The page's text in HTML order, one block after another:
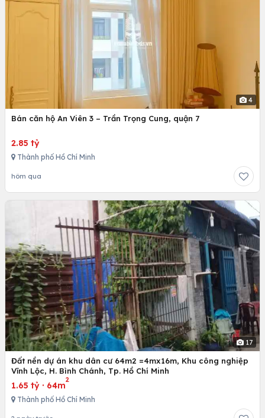
4
Bán căn hộ An Viên 3 – Trần Trọng Cung, quận 7
2.85 tỷ
Thành phố Hồ Chí Minh
hôm qua
17
Đất nền dự án khu dân cư 64m2 =4mx16m, Khu công nghiệp
Vĩnh Lộc, H. Bình Chánh, Tp. Hồ Chí Minh
1.65 tỷ · 64m
2
Thành phố Hồ Chí Minh